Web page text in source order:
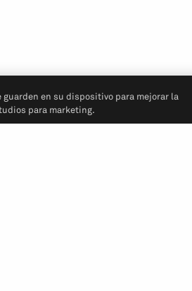
guarden en su dispositivo para mejorar la
para marketing.